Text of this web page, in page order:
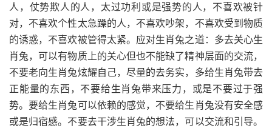
人，仗势欺人的人，太过功利或是强势的人，不喜欢被针
对，不喜欢个性太急躁的人，不喜欢吵架，不喜欢受到物质
的诱惑，不喜欢被管得太紧。应对生肖兔之道：多去关心生
肖兔，可以有物质上的关心但也不能缺了精神层面的交流，
不要老向生肖兔炫耀自己，尽量的去务实，多给生肖兔带去
正能量的东西，不要给生肖兔带来压力，或是不要过于强
势。要给生肖兔可以依赖的感觉，不要给生肖兔没有安全感
或是归宿感。不要去干涉生肖兔的想法，可以交流和引导。